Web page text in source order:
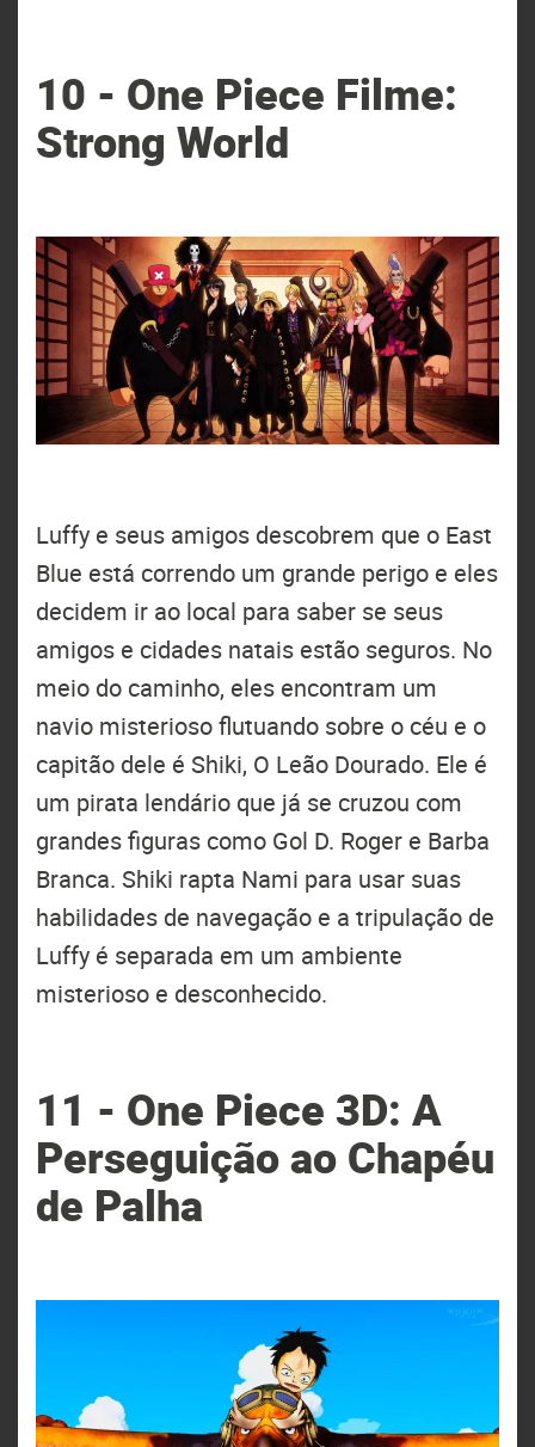
10 - One Piece Filme:
Strong World
Luffy e seus amigos descobrem que o East
Blue está correndo um grande perigo e eles
decidem ir ao local para saber se seus
amigos e cidades natais estão seguros. No
meio do caminho, eles encontram um
navio misterioso flutuando sobre o céu e o
capitão dele é Shiki, O Leão Dourado. Ele é
um pirata lendário que já se cruzou com
grandes figuras como Gol D. Roger e Barba
Branca. Shiki rapta Nami para usar suas
habilidades de navegação e a tripulação de
Luffy é separada em um ambiente
misterioso e desconhecido.
11 - One Piece 3D: A
Perseguição ao Chapéu
de Palha